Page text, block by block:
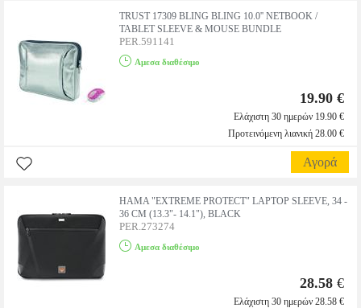
TRUST 17309 BLING BLING 10.0'' NETBOOK /
TABLET SLEEVE & MOUSE BUNDLE
PER.591141
Αμεσα διαθέσιμο
19.90 €
Ελάχιστη 30 ημερών 19.90 €
Προτεινόμενη λιανική 28.00 €
Αγορά
HAMA "EXTREME PROTECT" LAPTOP SLEEVE, 34 -
36 CM (13.3"- 14.1"), BLACK
PER.273274
Αμεσα διαθέσιμο
28.58 €
Ελάχιστη 30 ημερών 28.58 €